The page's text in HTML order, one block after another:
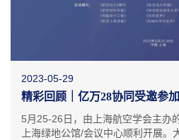
2023-05-29
精彩回顾｜亿万28协同受邀参
5月25-26日，由上海航空学会主办
上海绿地公馆/会议中心顺利开展。